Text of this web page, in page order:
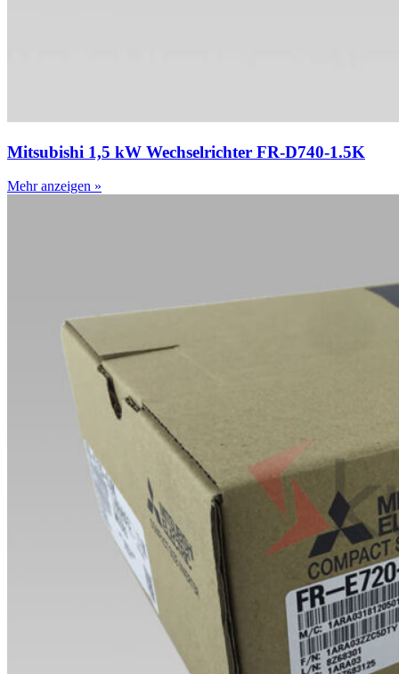
Mitsubishi 1,5 kW Wechselrichter FR-D740-1.5K
Mehr anzeigen »